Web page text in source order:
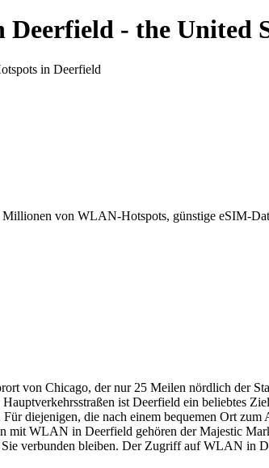
Deerfield - the United
in Deerfield
von WLAN-Hotspots, günstige eSIM-
von Chicago, der nur 25 Meilen nördlich der
ist Deerfield ein beliebtes
diejenigen, die nach einem bequemen Ort
mit WLAN in Deerfield gehören der Majestic
verbunden bleiben. Der Zugriff auf WLAN in